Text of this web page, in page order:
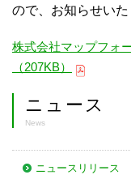
ので、お知らせいた
株式会社マップフォ
（207KB）
ニュース
News
ニュースリリース